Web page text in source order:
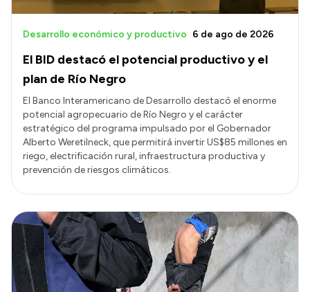
El BID destacó el potencial productivo y el
plan de Río Negro
Desarrollo económico y productivo 6 de ago de 2026
El Banco Interamericano de Desarrollo destacó el enorme
potencial agropecuario de Río Negro y el carácter
estratégico del programa impulsado por el Gobernador
Alberto Weretilneck, que permitirá invertir US$85 millones en
riego, electrificación rural, infraestructura productiva y
prevención de riesgos climáticos.